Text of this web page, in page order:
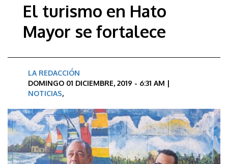
El turismo en Hato
Mayor se fortalece
LA REDACCIÓN
DOMINGO 01 DICIEMBRE, 2019 - 6:31 AM |
NOTICIAS,